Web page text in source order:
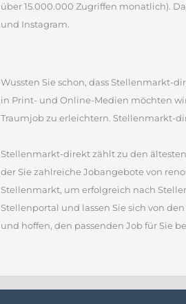
über 15.000.000 Zugriffen monatlich).
und Instagram.
Wussten Sie schon, dass Stellenmarkt-
in Print- und Online-Medien möchten
Traumjob zu erleichtern. Stellenmarkt-
Stellenmarkt-direkt zählt zu den
der Sie zahlreiche Jobangebote von
Stellenmarkt, um erfolgreich nach
Stellenportal und lassen Sie sich von
und hoffen, den passenden Job für Sie